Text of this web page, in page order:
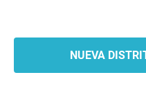
NUEVA